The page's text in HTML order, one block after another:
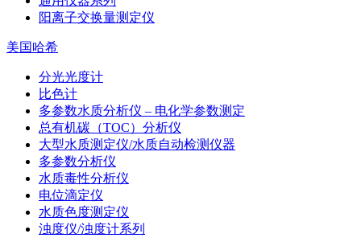
阳离子交换量测定仪
美国哈希
分光光度计
比色计
多参数水质分析仪 – 电化学参数测定
总有机碳（TOC）分析仪
大型水质测定仪/水质自动检测仪器
多参数分析仪
水质毒性分析仪
电位滴定仪
水质色度测定仪
浊度仪/浊度计系列